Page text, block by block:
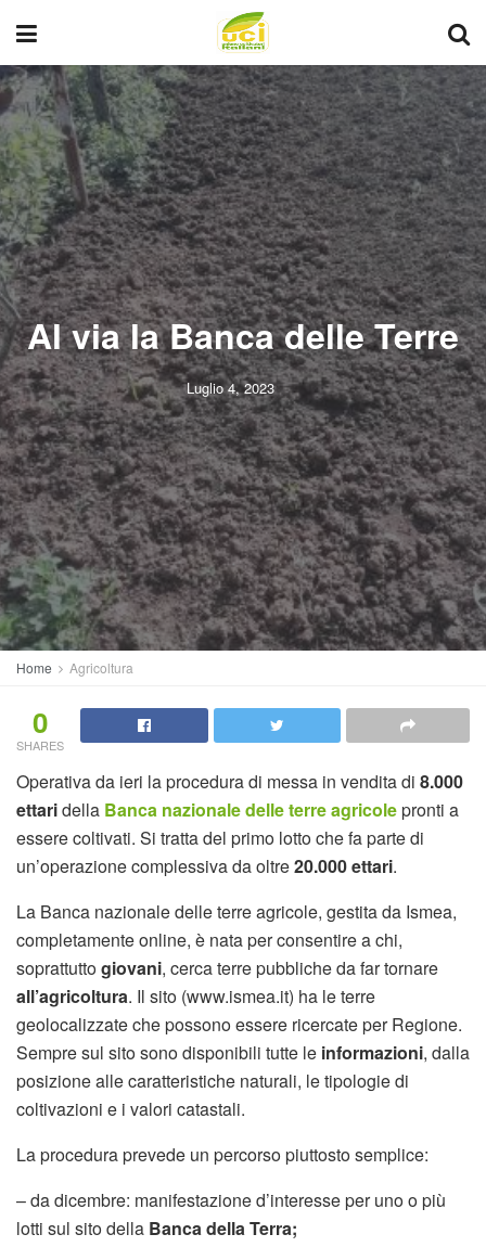
Al via la Banca delle Terre
Luglio 4, 2023
Home Agricoltura
0
SHARES
Operativa da ieri la procedura di messa in vendita di 8.000
ettaridella Banca nazionale delle terre agricolepronti a
essere coltivati. Si tratta del primo lotto che fa parte di
un’operazione complessiva da oltre20.000 ettari.
La Banca nazionale delle terre agricole, gestita da Ismea,
completamente online, è nata per consentire a chi,
soprattuttogiovani, cerca terre pubbliche da far tornare
all’agricoltura. Il sito (www.ismea.it) ha le terre
geolocalizzate che possono essere ricercate per Regione.
Sempre sul sito sono disponibili tutte le informazioni, dalla
posizione alle caratteristiche naturali, le tipologie di
coltivazioni e i valori catastali.
La procedura prevede un percorso piuttosto semplice:
– da dicembre: manifestazione d’interesse per uno o più
lotti sul sito della Banca della Terra;